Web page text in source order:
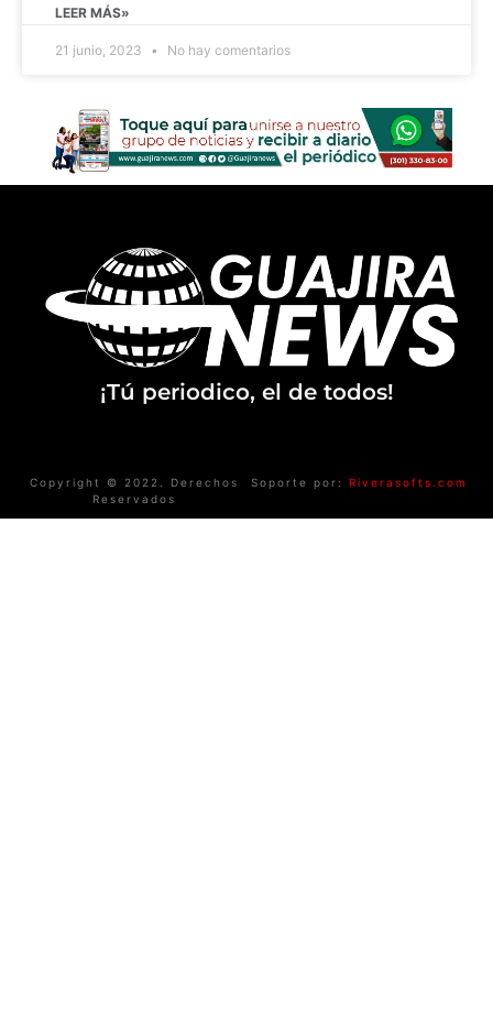
LEER MÁS»
21 junio, 2023 No hay comentarios
¡Tú periodico, el de todos!
Copyright © 2022. Derechos
Reservados
Soporte por: Riverasofts.com